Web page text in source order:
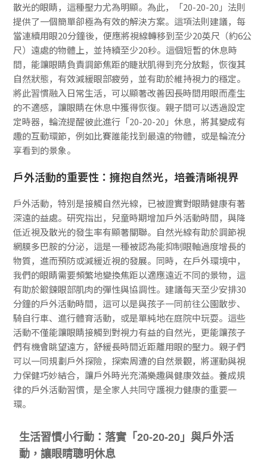
散光的眼睛，這種壓力尤為明顯。為此，「20-20-20」法則
提供了一個簡單卻極為有效的解決方案。這項法則建議，每
當連續用眼20分鐘後，便應將視線轉移到至少20英尺（約6公
尺）遠處的物體上，並持續至少20秒。這個短暫的休息時
間，能讓眼睛負責調節焦距的睫狀肌得到充分放鬆，恢復其
自然狀態，有效減緩眼部疲勞，並有助於維持視力的穩定。
將此習慣融入日常生活，可以顯著改善因長時間用眼而產生
的不適感，讓眼睛在休息中獲得恢復。親子間可以透過設定
定時器，輪流提醒彼此進行「20-20-20」休息，將其變成有
趣的互動環節，例如比賽誰能找到最遠的物體，或是輪流分
享看到的景象。
戶外活動的重要性：擁抱自然光，培養清晰視界
戶外活動，特別是接觸自然光線，已被證實對眼睛健康有著
深遠的益處。研究指出，兒童時期增加戶外活動時間，與降
低近視及散光的發生率有顯著關聯。自然光線有助於調節視
網膜多巴胺的分泌，這是一種被認為能抑制眼軸過度增長的
物質，進而預防或減緩近視的發展。同時，在戶外環境中，
我們的眼睛需要頻繁地變換焦距以適應遠近不同的景物，這
有助於鍛鍊眼部肌肉的彈性與協調性。建議每天至少安排30
分鐘的戶外活動時間，這可以是與孩子一同前往公園散步、
騎自行車、進行體育活動，或是單純地在庭院中玩耍。這些
活動不僅能讓眼睛接觸到對視力有益的自然光，更能讓孩子
們有機會眺望遠方，舒緩長時間近距離用眼的壓力。親子們
可以一同規劃戶外探險，探索周遭的自然景觀，將運動與視
力保健巧妙結合，讓戶外時光充滿樂趣與健康效益。養成規
律的戶外活動習慣，是全家人共同守護視力健康的重要一
環。
生活習慣小行動：落實「20-20-20」與戶外活
動，讓眼睛聰明休息